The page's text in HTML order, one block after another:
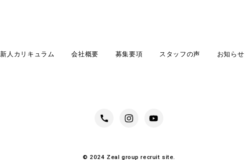
新人カリキュラム 会社概要 募集要項 スタッフの声 お知らせ
© 2024 Zeal group recruit site.